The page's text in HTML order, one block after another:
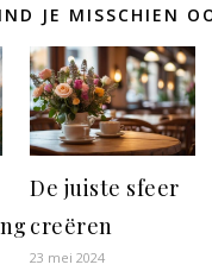
JE MISSCHIEN
De juiste sfeer
creëren
23 mei 2024